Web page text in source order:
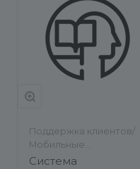
Поддержка клиентов/
Мобильные
приложения/Другое
Система